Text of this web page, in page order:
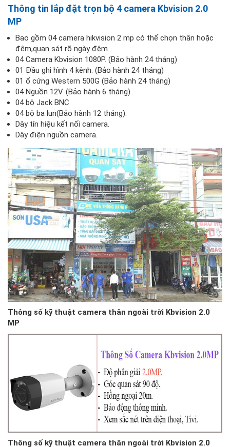
Thông tin lắp đặt trọn bộ 4 camera Kbvision 2.0
MP
Bao gồm 04 camera hikvision 2 mp có thể chọn thân hoặc
đêm,quan sát rõ ngày đêm.
04 Camera Kbvision 1080P. (Bảo hành 24 tháng)
01 Đầu ghi hình 4 kênh. (Bảo hành 24 tháng)
01 ổ cứng Western 500G (Bảo hành 24 tháng)
04 Nguồn 12V. (Bảo hành 6 tháng)
04 bộ Jack BNC
04 bộ ba lun(Bảo hành 12 tháng).
Dây tín hiệu kết nối camera.
Dây điện nguồn camera.
Thông số kỹ thuật camera thân ngoài trời Kbvision 2.0
MP
Thông số kỹ thuật camera thân ngoài trời Kbvision 2.0